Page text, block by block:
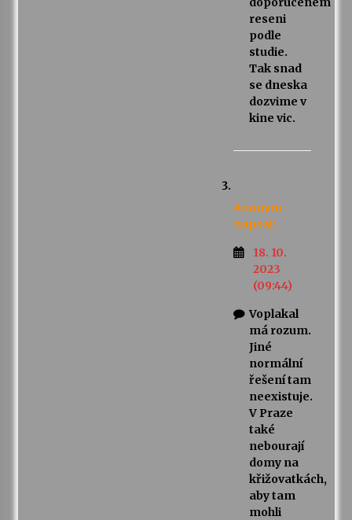
reseni
podle
studie.
Tak snad
se dneska
dozvime v
kine vic.
Anonym
napsal:
18. 10.
2023
(09:44)
Voplakal
má rozum.
Jiné
normální
řešení tam
neexistuje.
V Praze
také
nebourají
domy na
křižovatkách,
aby tam
mohli